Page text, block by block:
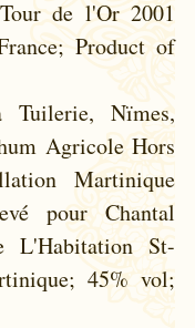
de l'Or 2001
Product of
Nïmes,
Agricole Hors
Martinique
pour Chantal
L'Habitation St-
45% vol;